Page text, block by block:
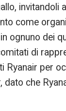
invitandoli
come
ognuno dei
di
Ryanair per
dato che